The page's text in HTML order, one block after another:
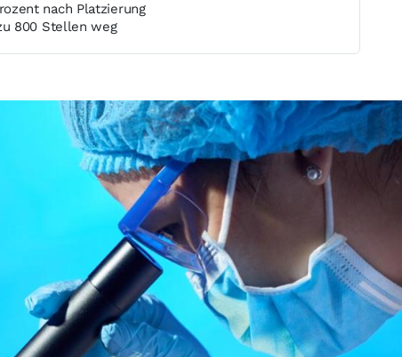
nach Platzierung
800 Stellen weg